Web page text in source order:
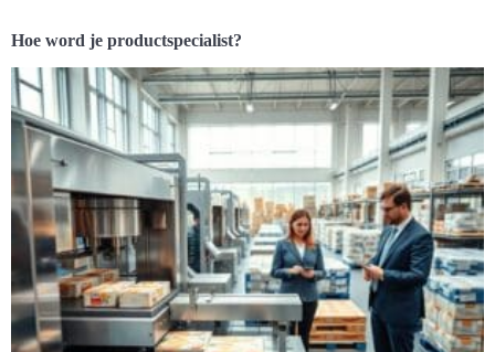
Hoe word je productspecialist?